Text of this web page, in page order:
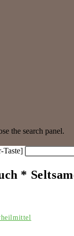
the search panel.
Taste]
*